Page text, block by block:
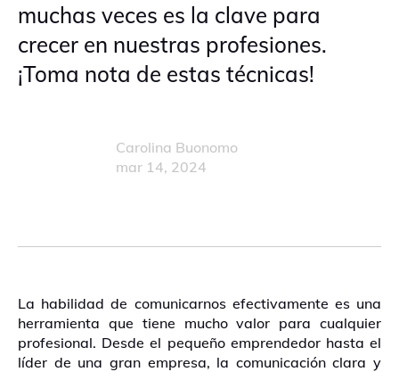
muchas veces es la clave para
crecer en nuestras profesiones.
¡Toma nota de estas técnicas!
Carolina Buonomo
mar 14, 2024
La habilidad de comunicarnos efectivamente es una
herramienta que tiene mucho valor para cualquier
profesional. Desde el pequeño emprendedor hasta el
líder de una gran empresa, la comunicación clara y